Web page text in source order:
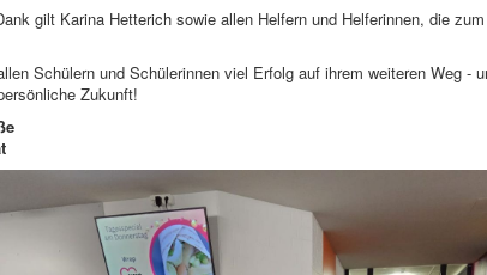
gilt Karina Hetterich sowie allen Helfern und Helferinnen, die
Schülern und Schülerinnen viel Erfolg auf ihrem weiteren Weg -
Zukunft!